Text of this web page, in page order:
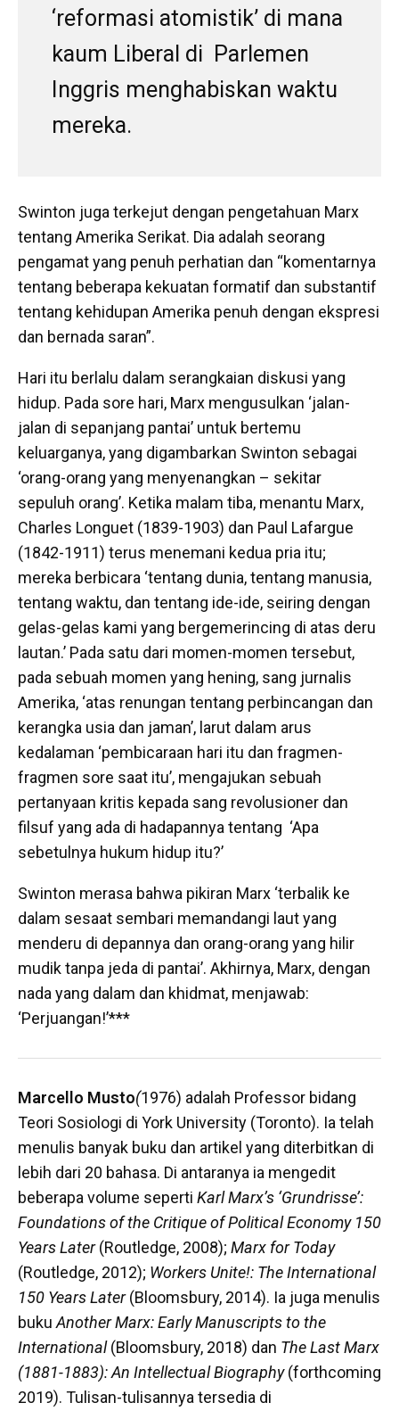
‘reformasi atomistik’ di mana
kaum Liberal di Parlemen
Inggris menghabiskan waktu
mereka.
Swinton juga terkejut dengan pengetahuan Marx
tentang Amerika Serikat. Dia adalah seorang
pengamat yang penuh perhatian dan “komentarnya
tentang beberapa kekuatan formatif dan substantif
tentang kehidupan Amerika penuh dengan ekspresi
dan bernada saran”.
Hari itu berlalu dalam serangkaian diskusi yang
hidup. Pada sore hari, Marx mengusulkan ‘jalan-
jalan di sepanjang pantai’ untuk bertemu
keluarganya, yang digambarkan Swinton sebagai
‘orang-orang yang menyenangkan – sekitar
sepuluh orang’. Ketika malam tiba, menantu Marx,
Charles Longuet (1839-1903) dan Paul Lafargue
(1842-1911) terus menemani kedua pria itu;
mereka berbicara ‘tentang dunia, tentang manusia,
tentang waktu, dan tentang ide-ide, seiring dengan
gelas-gelas kami yang bergemerincing di atas deru
lautan.’ Pada satu dari momen-momen tersebut,
pada sebuah momen yang hening, sang jurnalis
Amerika, ‘atas renungan tentang perbincangan dan
kerangka usia dan jaman’, larut dalam arus
kedalaman ‘pembicaraan hari itu dan fragmen-
fragmen sore saat itu’, mengajukan sebuah
pertanyaan kritis kepada sang revolusioner dan
filsuf yang ada di hadapannya tentang ‘Apa
sebetulnya hukum hidup itu?’
Swinton merasa bahwa pikiran Marx ‘terbalik ke
dalam sesaat sembari memandangi laut yang
menderu di depannya dan orang-orang yang hilir
mudik tanpa jeda di pantai’. Akhirnya, Marx, dengan
nada yang dalam dan khidmat, menjawab:
‘Perjuangan!’***
Marcello Musto(1976) adalah Professor bidang
Teori Sosiologi di York University (Toronto). Ia telah
menulis banyak buku dan artikel yang diterbitkan di
lebih dari 20 bahasa. Di antaranya ia mengedit
beberapa volume seperti Karl Marx’s ‘Grundrisse’:
Foundations of the Critique of Political Economy 150
Years Later(Routledge, 2008); Marx for Today
(Routledge, 2012); Workers Unite!: The International
150 Years Later(Bloomsbury, 2014). Ia juga menulis
buku Another Marx: Early Manuscripts to the
International(Bloomsbury, 2018) dan The Last Marx
(1881-1883): An Intellectual Biography(forthcoming
2019). Tulisan-tulisannya tersedia di